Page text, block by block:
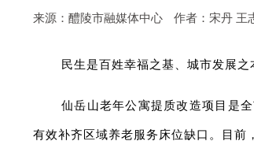
来源：醴陵市融媒体中心 作者：宋丹 王
民生是百姓幸福之基、城市发展
仙岳山老年公寓提质改造项目是
有效补齐区域养老服务床位缺口。目前